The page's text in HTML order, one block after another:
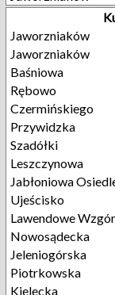
Jaworzniaków
Jaworzniaków
Baśniowa
Rębowo
Czermińskiego
Przywidzka
Szadółki
Leszczynowa
Jabłoniowa
Ujeścisko
Lawendowe
Nowosądecka
Jeleniogórska
Piotrkowska
Kielecka